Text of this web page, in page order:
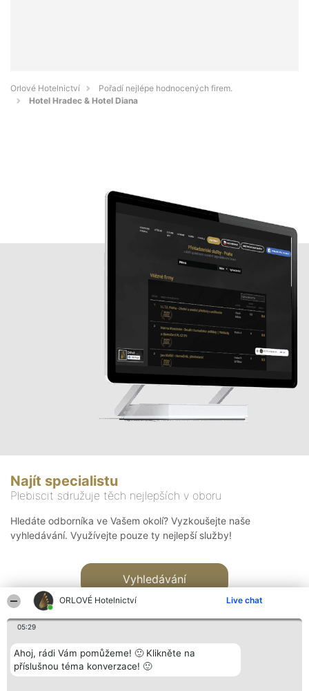
ORLOVÉ Hotelnictví Live chat
05:29
Ahoj, rádi Vám pomůžeme! 🙂 Klikněte na
příslušnou téma konverzace! 🙂
Orlové Hotelnictví
Pořadí nejlépe hodnocených firem.
Hotel Hradec & Hotel Diana
Najít specialistu
Plebiscit sdružuje těch nejlepších v oboru
Hledáte odborníka ve Vašem okolí? Vyzkoušejte naše
vyhledávání. Využívejte pouze ty nejlepší služby!
Vyhledávání